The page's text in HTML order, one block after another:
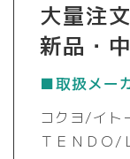
大量注
新品・
■取扱メー
コクヨ/イト
ＴＥＮＤＯ